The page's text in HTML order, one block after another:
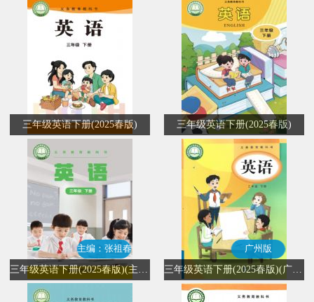
三年级英语下册(2025春版) 三年级英语下册(2025春版)
主编：张祖春
广州版
三年级英语下册(2025春版)(广州版)